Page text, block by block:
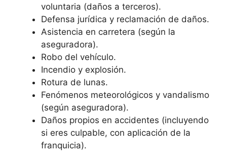
voluntaria (daños a terceros).
Defensa jurídica y reclamación de daños.
Asistencia en carretera (según la
aseguradora).
Robo del vehículo.
Incendio y explosión.
Rotura de lunas.
Fenómenos meteorológicos y vandalismo
(según aseguradora).
Daños propios en accidentes (incluyendo
si eres culpable, con aplicación de la
franquicia).